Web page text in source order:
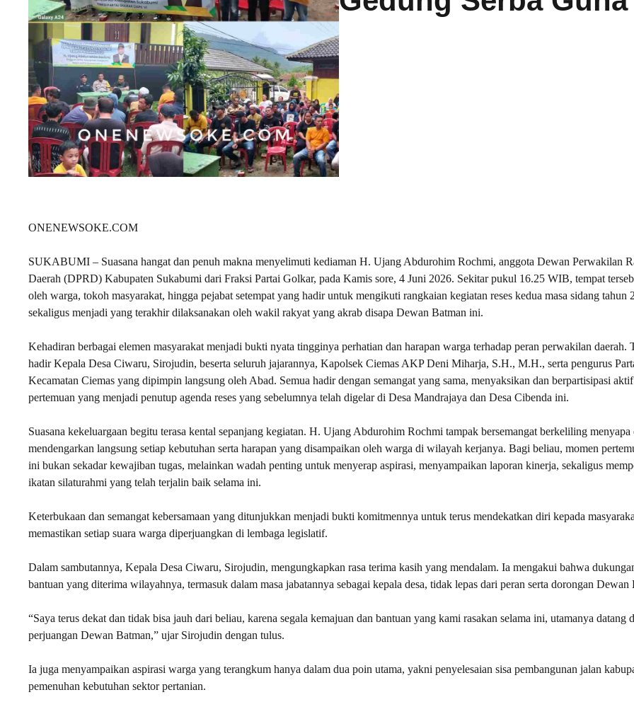
ONENEWSOKE.COM
SUKABUMI – Suasana hangat dan penuh makna menyelimuti kediaman H. Ujang Abdurohim Rochmi, anggota Dewan Perwakilan
Daerah (DPRD) Kabupaten Sukabumi dari Fraksi Partai Golkar, pada Kamis sore, 4 Juni 2026. Sekitar pukul 16.25 WIB, tempat
oleh warga, tokoh masyarakat, hingga pejabat setempat yang hadir untuk mengikuti rangkaian kegiatan reses kedua masa sidang tahun
sekaligus menjadi yang terakhir dilaksanakan oleh wakil rakyat yang akrab disapa Dewan Batman ini.
Kehadiran berbagai elemen masyarakat menjadi bukti nyata tingginya perhatian dan harapan warga terhadap peran perwakilan daerah.
hadir Kepala Desa Ciwaru, Sirojudin, beserta seluruh jajarannya, Kapolsek Ciemas AKP Deni Miharja, S.H., M.H., serta pengurus
Kecamatan Ciemas yang dipimpin langsung oleh Abad. Semua hadir dengan semangat yang sama, menyaksikan dan berpartisipasi
pertemuan yang menjadi penutup agenda reses yang sebelumnya telah digelar di Desa Mandrajaya dan Desa Cibenda ini.
Suasana kekeluargaan begitu terasa kental sepanjang kegiatan. H. Ujang Abdurohim Rochmi tampak bersemangat berkeliling menyapa
mendengarkan langsung setiap kebutuhan serta harapan yang disampaikan oleh warga di wilayah kerjanya. Bagi beliau, momen
ini bukan sekadar kewajiban tugas, melainkan wadah penting untuk menyerap aspirasi, menyampaikan laporan kinerja, sekaligus
ikatan silaturahmi yang telah terjalin baik selama ini.
Keterbukaan dan semangat kebersamaan yang ditunjukkan menjadi bukti komitmennya untuk terus mendekatkan diri kepada
memastikan setiap suara warga diperjuangkan di lembaga legislatif.
Dalam sambutannya, Kepala Desa Ciwaru, Sirojudin, mengungkapkan rasa terima kasih yang mendalam. Ia mengakui bahwa
bantuan yang diterima wilayahnya, termasuk dalam masa jabatannya sebagai kepala desa, tidak lepas dari peran serta dorongan Dewan
“Saya terus dekat dan tidak bisa jauh dari beliau, karena segala kemajuan dan bantuan yang kami rasakan selama ini, utamanya datang
perjuangan Dewan Batman,” ujar Sirojudin dengan tulus.
Ia juga menyampaikan aspirasi warga yang terangkum hanya dalam dua poin utama, yakni penyelesaian sisa pembangunan jalan
pemenuhan kebutuhan sektor pertanian.